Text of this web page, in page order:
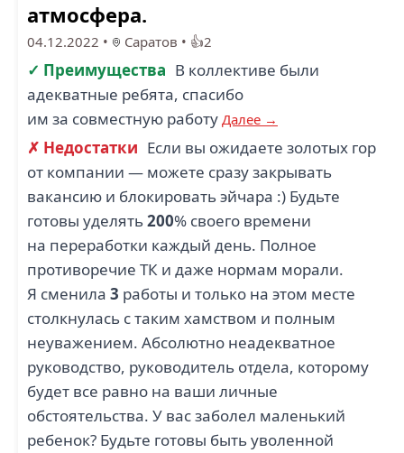
атмосфера.
04.12.2022 • Саратов • 👍2
✓ Преимущества В коллективе были
адекватные ребята, спасибо
им за совместную работу Далее →
✗ Недостатки Если вы ожидаете золотых гор
от компании — можете сразу закрывать
вакансию и блокировать эйчара :) Будьте
готовы уделять200% своего времени
на переработки каждый день. Полное
противоречие ТК и даже нормам морали.
Я сменила 3 работы и только на этом месте
столкнулась с таким хамством и полным
неуважением. Абсолютно неадекватное
руководство, руководитель отдела, которому
будет все равно на ваши личные
обстоятельства. У вас заболел маленький
ребенок? Будьте готовы быть уволенной